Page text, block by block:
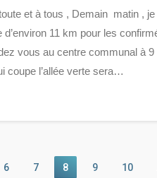
et à tous , Demain matin ,
d’environ 11 km pour les
vous au centre communal à
coupe l’allée verte sera…
6 7 8 9 10